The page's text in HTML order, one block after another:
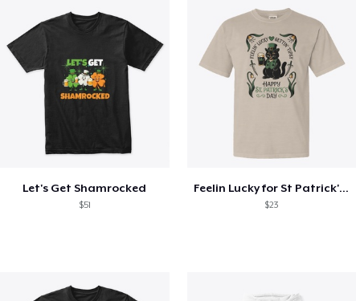
Let's Get Shamrocked
$51
Feelin Lucky for St Patrick's Day
$23